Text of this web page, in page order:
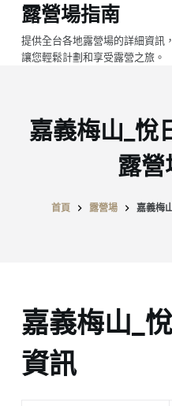
跳
至
主
露營場指南
提供全台各地露營場的詳細資訊
讓您輕鬆計劃和享受露營之旅。
嘉義梅山_悅
露營
首頁 露營場 嘉義梅
嘉義梅山_
資訊